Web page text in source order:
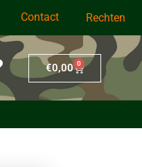
Contact Rechten
€0,00 0